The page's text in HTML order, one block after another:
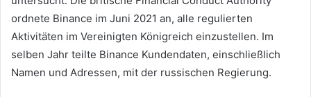
ordnete Binance im Juni 2021 an, alle regulierten
Aktivitäten im Vereinigten Königreich einzustellen. Im
selben Jahr teilte Binance Kundendaten, einschließlich
Namen und Adressen, mit der russischen Regierung.